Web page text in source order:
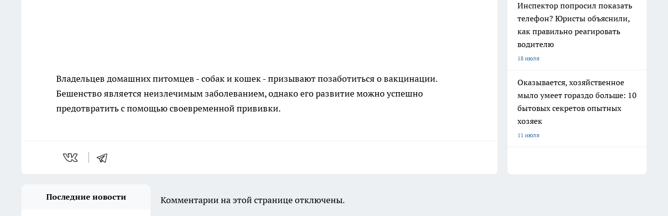
Владельцев домашних питомцев - собак и кошек - призывают позаботиться о вакцинации.
Бешенство является неизлечимым заболеванием, однако его развитие можно успешно
предотвратить с помощью своевременной прививки.
Инспектор попросил показать
телефон? Юристы объяснили,
как правильно реагировать
водителю
18 июля
Оказывается, хозяйственное
мыло умеет гораздо больше: 10
бытовых секретов опытных
хозяек
11 июля
Последние новости Комментарии на этой странице отключены.